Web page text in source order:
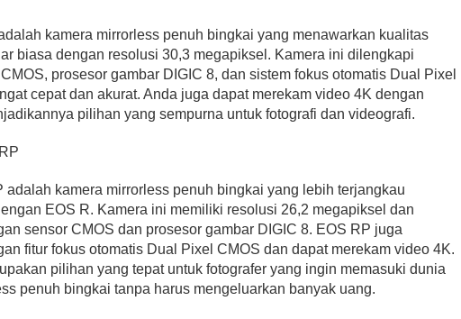
kamera mirrorless penuh bingkai yang menawarkan kualitas
biasa dengan resolusi 30,3 megapiksel. Kamera ini dilengkapi
prosesor gambar DIGIC 8, dan sistem fokus otomatis Dual Pixel
cepat dan akurat. Anda juga dapat merekam video 4K dengan
pilihan yang sempurna untuk fotografi dan videografi.
adalah kamera mirrorless penuh bingkai yang lebih terjangkau
EOS R. Kamera ini memiliki resolusi 26,2 megapiksel dan
sensor CMOS dan prosesor gambar DIGIC 8. EOS RP juga
fitur fokus otomatis Dual Pixel CMOS dan dapat merekam video 4K.
pilihan yang tepat untuk fotografer yang ingin memasuki dunia
penuh bingkai tanpa harus mengeluarkan banyak uang.